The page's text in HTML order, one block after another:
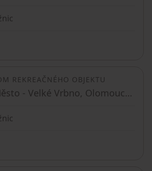
REKREAČNÉHO OBJEKTU
Staré Město - Velké Vrbno, Olomoucký kraj